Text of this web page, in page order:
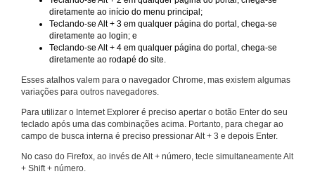
diretamente ao início do menu principal;
Teclando-se Alt + 3 em qualquer página do portal, chega-se
diretamente ao login; e
Teclando-se Alt + 4 em qualquer página do portal, chega-se
diretamente ao rodapé do site.
Esses atalhos valem para o navegador Chrome, mas existem algumas
variações para outros navegadores.
Para utilizar o Internet Explorer é preciso apertar o botão Enter do seu
teclado após uma das combinações acima. Portanto, para chegar ao
campo de busca interna é preciso pressionar Alt + 3 e depois Enter.
No caso do Firefox, ao invés de Alt + número, tecle simultaneamente Alt
+ Shift + número.